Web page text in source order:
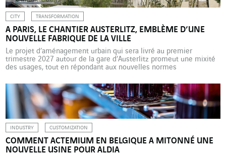
CITY TRANSFORMATION
A PARIS, LE CHANTIER AUSTERLITZ, EMBLÈME D’UNE
NOUVELLE FABRIQUE DE LA VILLE
Le projet d’aménagement urbain qui sera livré au premier
trimestre 2027 autour de la gare d’Austerlitz promeut une mixité
des usages, tout en répondant aux nouvelles normes
normes avec six de ses entreprises. Si la notion d’hybridation
fonctionnelle trouve depuis quelques années un écho grandissant
dans le […]
INDUSTRY CUSTOMIZATION
COMMENT ACTEMIUM EN BELGIQUE A MITONNÉ UNE
NOUVELLE USINE POUR ALDIA